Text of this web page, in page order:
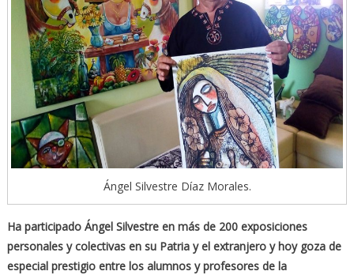
Ángel Silvestre Díaz Morales.
Ha participado Ángel Silvestre en más de 200 exposiciones
personales y colectivas en su Patria y el extranjero y hoy goza de
especial prestigio entre los alumnos y profesores de la